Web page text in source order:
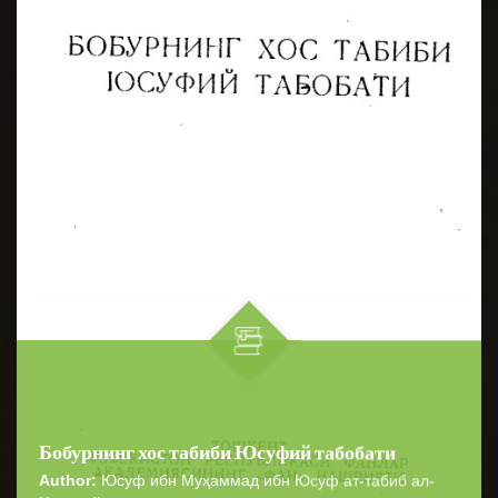
Бобурнинг хос табиби Юсуфий табобати
Author:Юсуф ибн Муҳаммад ибн Юсуф ат-табиб ал-